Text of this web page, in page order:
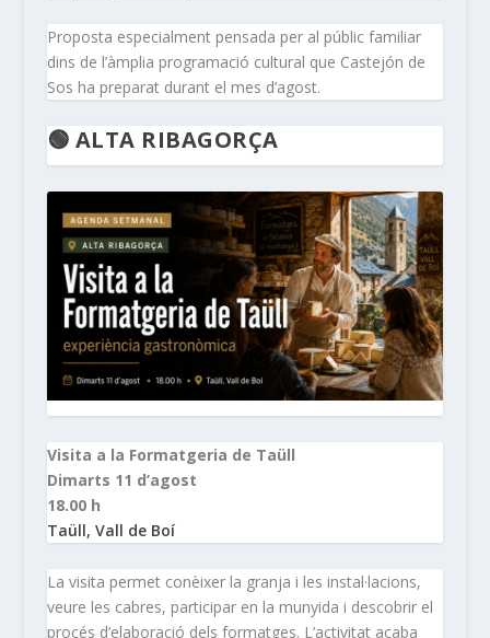
Proposta especialment pensada per al públic familiar
dins de l’àmplia programació cultural que Castejón de
Sos ha preparat durant el mes d’agost.
🟢 ALTA RIBAGORÇA
Visita a la Formatgeria de Taüll
Dimarts 11 d’agost
18.00 h
Taüll, Vall de Boí
La visita permet conèixer la granja i les instal·lacions,
veure les cabres, participar en la munyida i descobrir el
procés d’elaboració dels formatges. L’activitat acaba